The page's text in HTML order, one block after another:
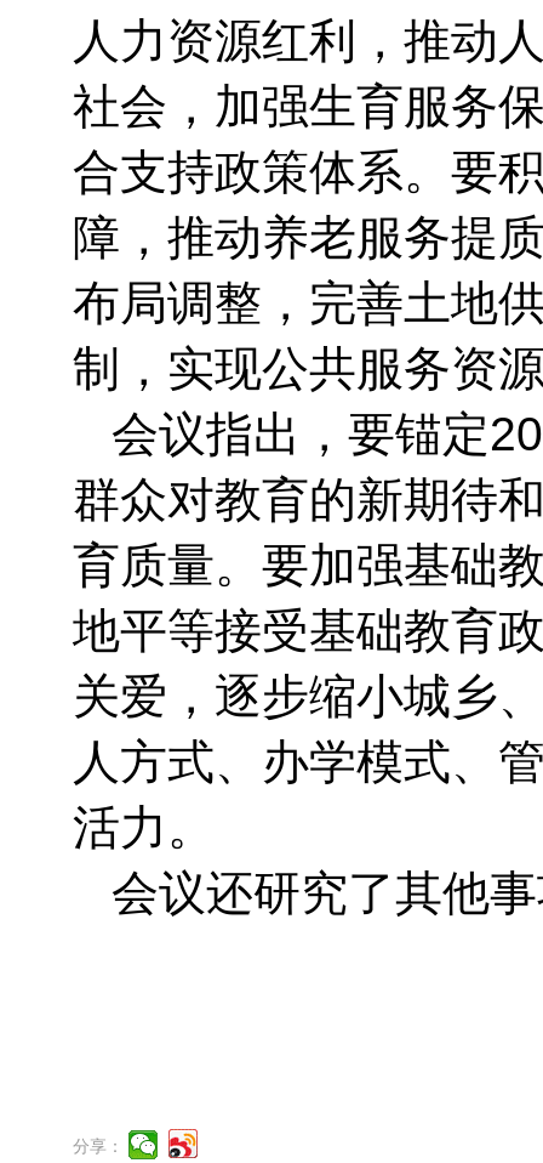
人力资源红利，推动
社会，加强生育服务
合支持政策体系。要
障，推动养老服务提
布局调整，完善土地
制，实现公共服务资
会议指出，要锚定
群众对教育的新期待
育质量。要加强基础
地平等接受基础教育
关爱，逐步缩小城乡
人方式、办学模式、
活力。
会议还研究了其他
分享：